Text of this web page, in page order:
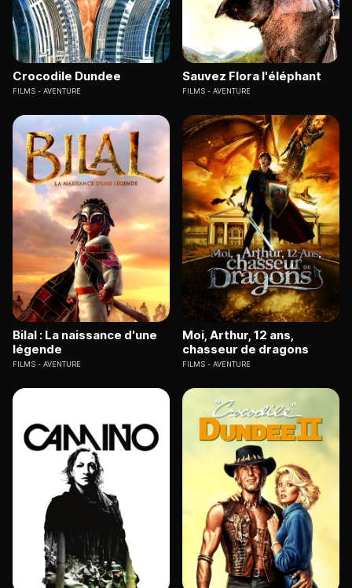
Crocodile Dundee
FILMS AVENTURE
Sauvez Flora l'éléphant
FILMS AVENTURE
Bilal : La naissance d'une
légende
FILMS AVENTURE
Moi, Arthur, 12 ans,
chasseur de dragons
FILMS AVENTURE